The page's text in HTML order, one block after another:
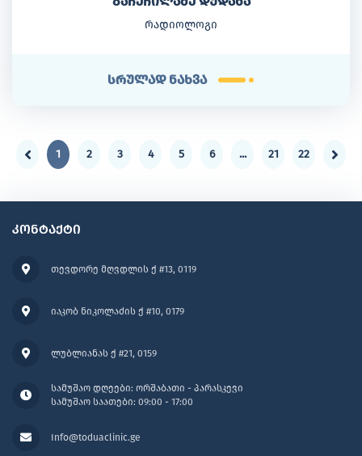
რადიოლოგი
სრულად ნახვა
1 2 3 4 5 6 ... 21 22
კონტაქტი
თევდორე მღვდლის ქ #13, 0119
სამუშაო დღეები: ორშაბათი - პარასკევი
სამუშაო საათები: 09:00 - 17:00
იაკობ ნიკოლაძის ქ #10, 0179
Info@toduaclinic.ge
ლუბლიანას ქ #21, 0159